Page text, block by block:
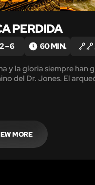
PERDIDA
2 – 6 60 MIN.
y la gloria siempre han
del Dr. Jones. El
MORE